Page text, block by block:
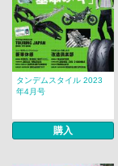
タンデムスタイル 2023
年4月号
購入